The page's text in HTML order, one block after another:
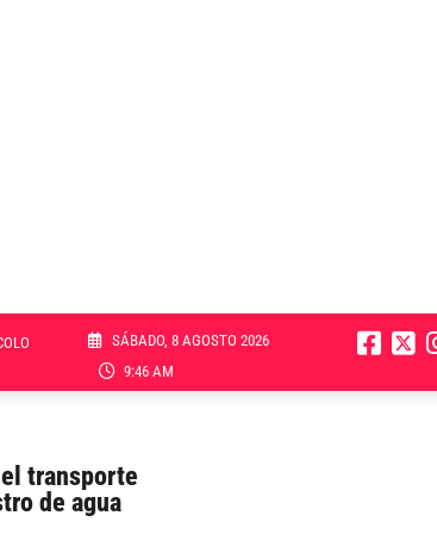
SÁBADO, 8 AGOSTO 2026
9:46 AM
transporte
de agua